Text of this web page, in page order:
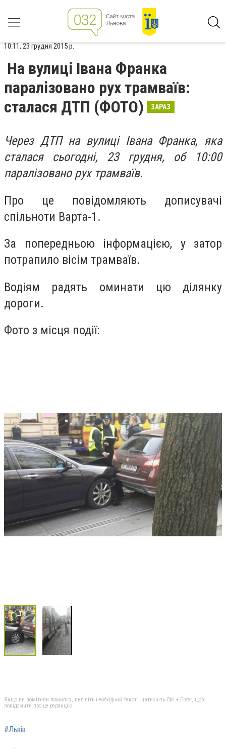
10:11, 23 грудня 2015 р.
На вулиці Івана Франка
паралізовано рух трамваїв:
сталася ДТП (ФОТО)
ЗАРАЗ
Через ДТП на вулиці Івана Франка, яка
сталася сьогодні, 23 грудня, об 10:00
паралізовано рух трамваїв.
Про це повідомляють дописувачі
спільноти Варта-1.
За попередньою інформацією, у затор
потрапило вісім трамваїв.
Водіям радять оминати цю ділянку
дороги.
Фото з місця події:
Якщо ви помітили помилку, виділіть необхідний текст і натисніть Ctrl + Enter, щоб
повідомити про це редакцію
#Львів